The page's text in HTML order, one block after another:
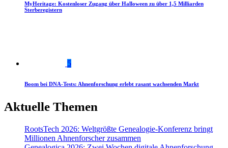
MyHeritage: Kostenloser Zugang über Halloween zu über 1,5 Milliarden
Sterberegistern
5
Boom bei DNA-Tests: Ahnenforschung erlebt rasant wachsenden Markt
Aktuelle Themen
RootsTech 2026: Weltgrößte Genealogie-Konferenz bringt
Millionen Ahnenforscher zusammen